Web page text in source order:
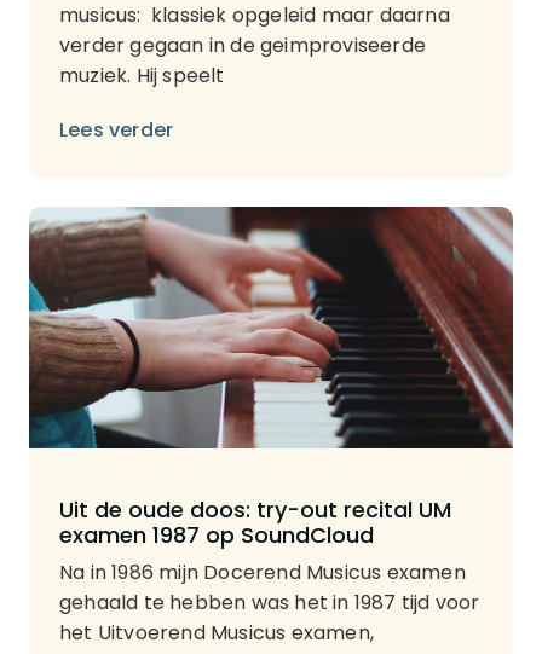
musicus: klassiek opgeleid maar daarna
verder gegaan in de geimproviseerde
muziek. Hij speelt
Lees verder
Uit de oude doos: try-out recital UM
examen 1987 op SoundCloud
Na in 1986 mijn Docerend Musicus examen
gehaald te hebben was het in 1987 tijd voor
het Uitvoerend Musicus examen,